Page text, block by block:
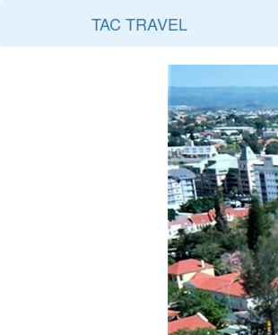
TAC TRAVEL